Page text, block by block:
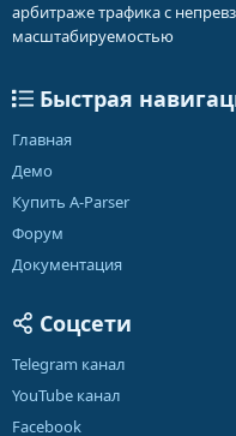
арбитраже трафика с
масштабируемостью
Быстрая
Главная
Демо
Купить A-Parser
Форум
Документация
Соцсети
Telegram канал
YouTube канал
Facebook